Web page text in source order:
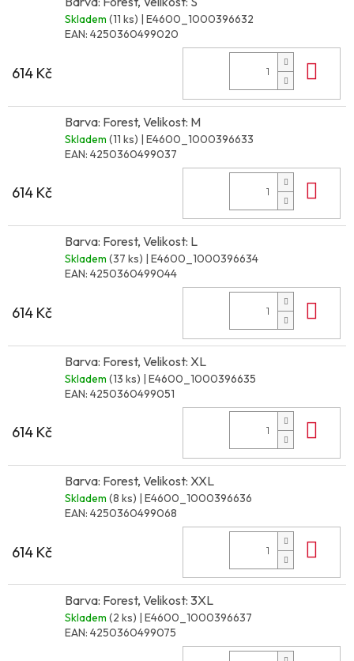
Skladem (11 ks) | E4600_1000396632
EAN: 4250360499020
614 Kč
Barva: Forest, Velikost: M
Skladem (11 ks) | E4600_1000396633
EAN: 4250360499037
614 Kč
Barva: Forest, Velikost: L
Skladem (37 ks) | E4600_1000396634
EAN: 4250360499044
614 Kč
Barva: Forest, Velikost: XL
Skladem (13 ks) | E4600_1000396635
EAN: 4250360499051
614 Kč
Barva: Forest, Velikost: XXL
Skladem (8 ks) | E4600_1000396636
EAN: 4250360499068
614 Kč
Barva: Forest, Velikost: 3XL
Skladem (2 ks) | E4600_1000396637
EAN: 4250360499075